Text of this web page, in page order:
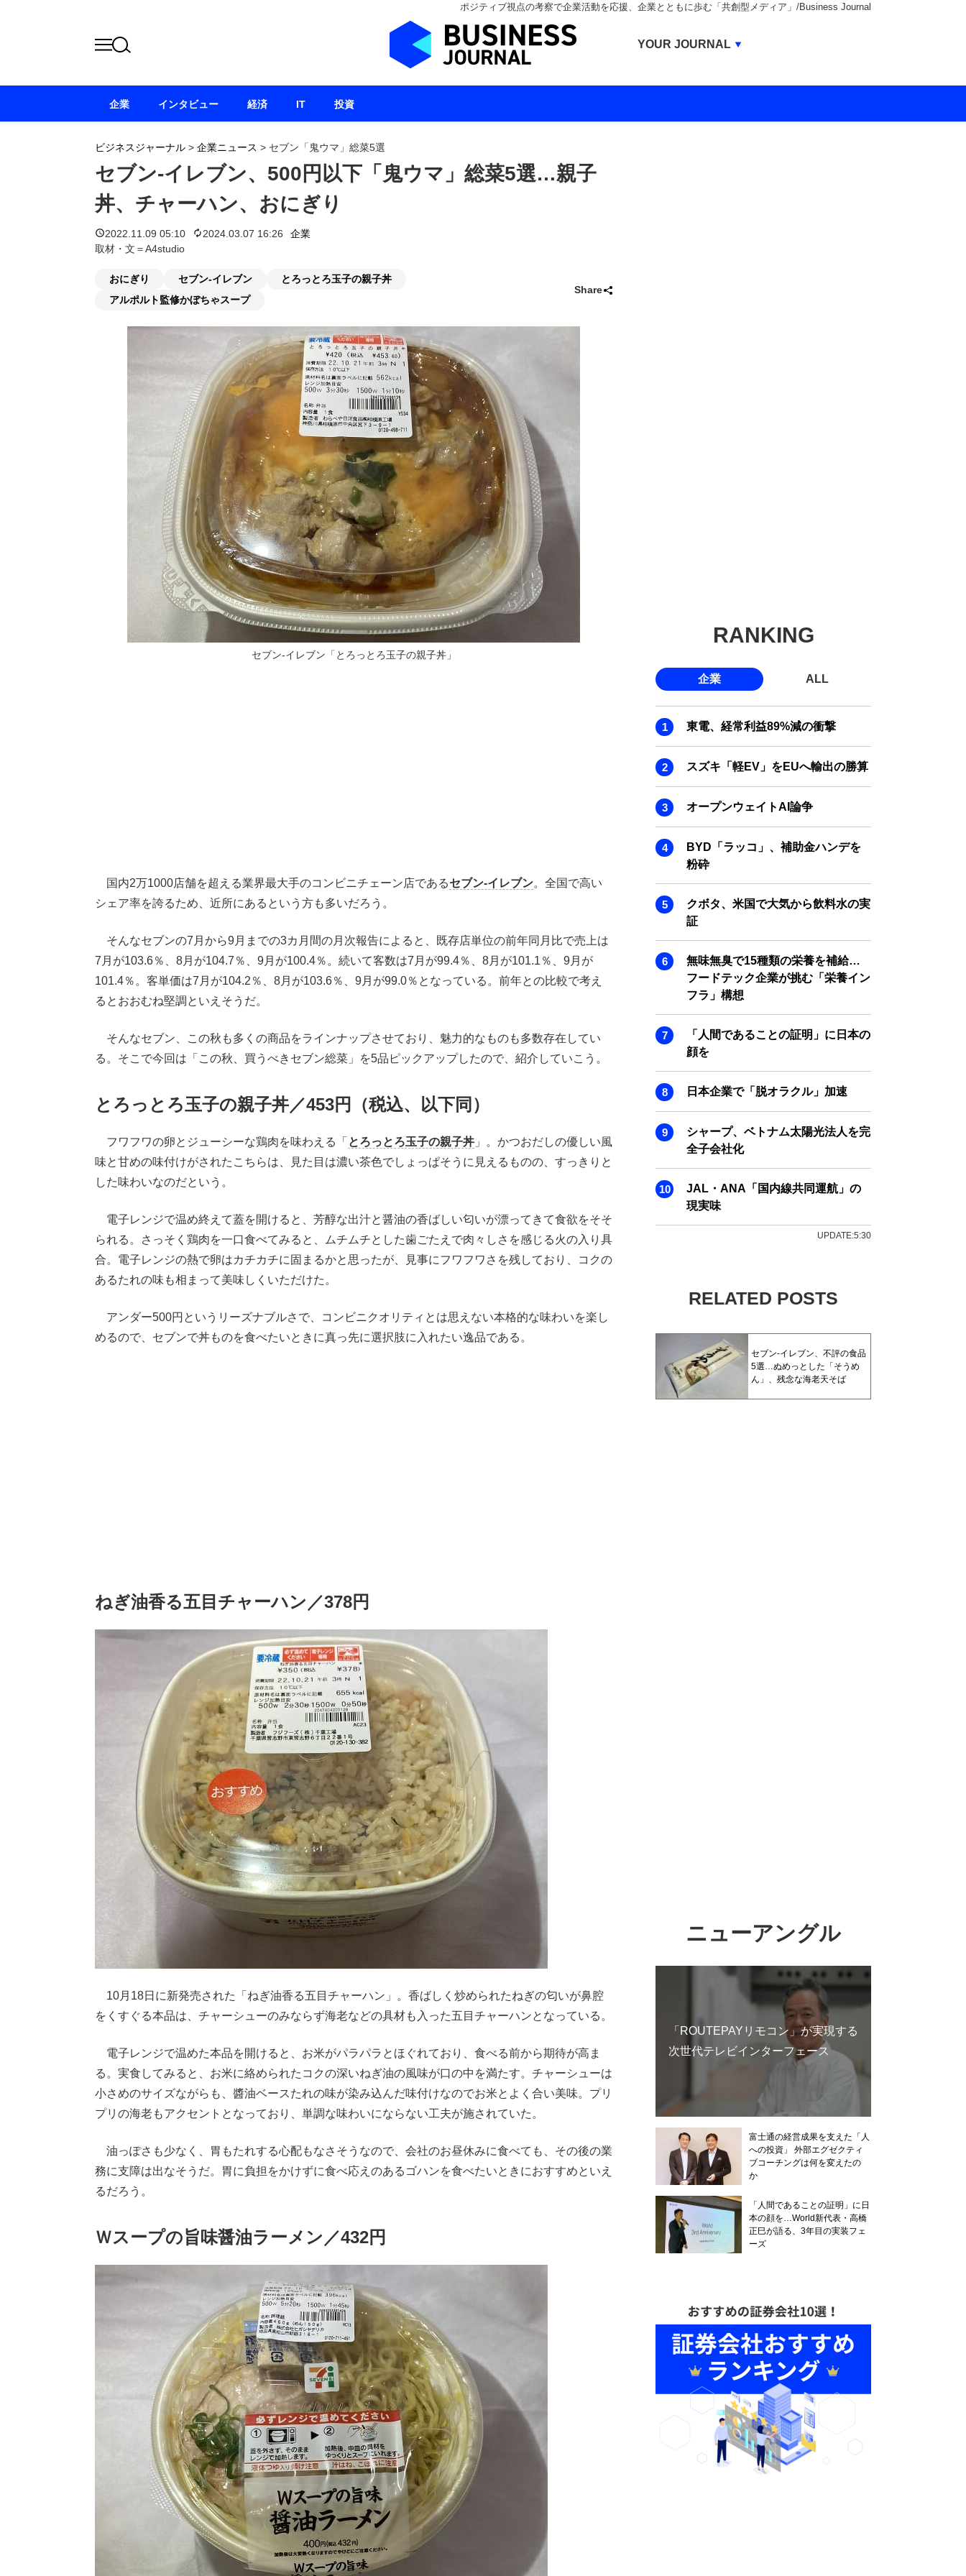
ポジティブ視点の考察で企業活動を応援、企業とともに歩む「共創型メディア」/Business Journal
ビジネスジャーナル > 企業ニュース > セブン「鬼ウマ」総菜5選
セブン-イレブン、500円以下「鬼ウマ」総菜5選…親子
丼、チャーハン、おにぎり
2022.11.09 05:10 2024.03.07 16:26
企業
取材・文＝A4studio
おにぎり セブン-イレブン
とろっとろ玉子の親子丼
アルポルト監修かぼちゃスープ
Share
セブン-イレブン「とろっとろ玉子の親子丼」
国内2万1000店舗を超える業界最大手のコンビニチェーン店であるセブン-イレブン。全国で高い
シェア率を誇るため、近所にあるという方も多いだろう。
そんなセブンの7月から9月までの3カ月間の月次報告によると、既存店単位の前年同月比で売上は
7月が103.6％、8月が104.7％、9月が100.4％。続いて客数は7月が99.4％、8月が101.1％、9月が
101.4％。客単価は7月が104.2％、8月が103.6％、9月が99.0％となっている。前年との比較で考え
るとおおむね堅調といえそうだ。
そんなセブン、この秋も多くの商品をラインナップさせており、魅力的なものも多数存在してい
る。そこで今回は「この秋、買うべきセブン総菜」を5品ピックアップしたので、紹介していこう。
とろっとろ玉子の親子丼／453円（税込、以下同）
フワフワの卵とジューシーな鶏肉を味わえる「 とろっとろ玉子の親子丼 」。かつおだしの優しい風
味と甘めの味付けがされたこちらは、見た目は濃い茶色でしょっぱそうに見えるものの、すっきりと
した味わいなのだという。
電子レンジで温め終えて蓋を開けると、芳醇な出汁と醤油の香ばしい匂いが漂ってきて食欲をそそ
られる。さっそく鶏肉を一口食べてみると、ムチムチとした歯ごたえで肉々しさを感じる火の入り具
合。電子レンジの熱で卵はカチカチに固まるかと思ったが、見事にフワフワさを残しており、コクの
あるたれの味も相まって美味しくいただけた。
アンダー500円というリーズナブルさで、コンビニクオリティとは思えない本格的な味わいを楽し
めるので、セブンで丼ものを食べたいときに真っ先に選択肢に入れたい逸品である。
ねぎ油香る五目チャーハン／378円
10月18日に新発売された「ねぎ油香る五目チャーハン」。香ばしく炒められたねぎの匂いが鼻腔
をくすぐる本品は、チャーシューのみならず海老などの具材も入った五目チャーハンとなっている。
電子レンジで温めた本品を開けると、お米がパラパラとほぐれており、食べる前から期待が高ま
る。実食してみると、お米に絡められたコクの深いねぎ油の風味が口の中を満たす。チャーシューは
小さめのサイズながらも、醬油ベースたれの味が染み込んだ味付けなのでお米とよく合い美味。プリ
プリの海老もアクセントとなっており、単調な味わいにならない工夫が施されていた。
油っぽさも少なく、胃もたれする心配もなさそうなので、会社のお昼休みに食べても、その後の業
務に支障は出なそうだ。胃に負担をかけずに食べ応えのあるゴハンを食べたいときにおすすめといえ
るだろう。
Ｗスープの旨味醤油ラーメン／432円
RANKING
企業 ALL
東電、経常利益89%減の衝撃
スズキ「軽EV」をEUへ輸出の勝算
オープンウェイトAI論争
BYD「ラッコ」、補助金ハンデを
粉砕
クボタ、米国で大気から飲料水の実
証
無味無臭で15種類の栄養を補給…
フードテック企業が挑む「栄養イン
フラ」構想
「人間であることの証明」に日本の
顔を
日本企業で「脱オラクル」加速
シャープ、ベトナム太陽光法人を完
全子会社化
JAL・ANA「国内線共同運航」の
現実味
UPDATE:5:30
RELATED POSTS
セブン-イレブン、不評の食品
5選…ぬめっとした「そうめ
ん」、残念な海老天そば
ニューアングル
「ROUTEPAYリモコン」が実現する
次世代テレビインターフェース
富士通の経営成果を支えた「人
への投資」 外部エグゼクティ
ブコーチングは何を変えたの
か
「人間であることの証明」に日
本の顔を…World新代表・高橋
正巳が語る、3年目の実装フェ
ーズ
企業 インタビュー 経済 IT 投資
YOUR JOURNAL
BUSINESS JOURNAL